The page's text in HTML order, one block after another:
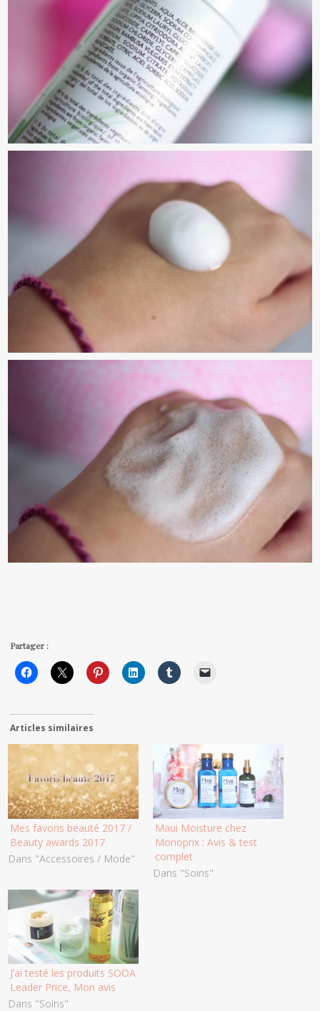
Partager :
Articles similaires
Mes favoris beauté 2017 /
Beauty awards 2017
Dans "Accessoires / Mode"
Maui Moisture chez
Monoprix : Avis & test
complet
Dans "Soins"
J’ai testé les produits SOOA
Leader Price, Mon avis
Dans "Soins"